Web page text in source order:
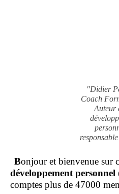
"Didier
Coach
Bonjour et bienvenue sur
développement personnel
comptes plus de 47000